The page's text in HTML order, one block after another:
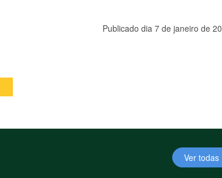
(Federação das Associações Comerciais do
região. “É um clube extraordinário. Parabenizo
vez mais a cidade. “Acredito que cidades da
e diversão se encontram é um potencial
Publicado dia 7 de janeiro de
Ver todas